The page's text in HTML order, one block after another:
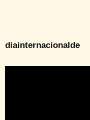
diainternacionalde